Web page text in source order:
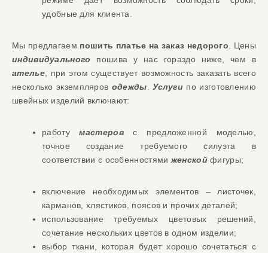
удобные для клиента
Мы предлагаем пошить платье на заказ недорого . Цены
индивидуального пошива у нас гораздо ниже, чем в
ателье, при этом существует возможность заказать всего
несколько экземпляров одежды Услуги по изготовлению
швейных изделий включают:
работумастеровс предложенной моделью,
точное создание требуемого силуэта в
соответствии с особенностями женскойфигуры;
включение необходимых элементов – листочек,
карманов,хлястиков, поясов и прочихдеталей;
использованиетребуемых цветовых решений,
сочетание нескольких цветов в одном изделии;
выбор ткани, которая будетхорошо сочетаться с